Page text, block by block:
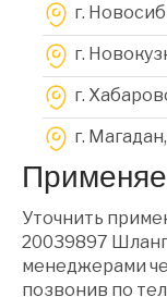
г.
г.
г.
г.
Уточнить
20039897
менеджерами
позвонив по